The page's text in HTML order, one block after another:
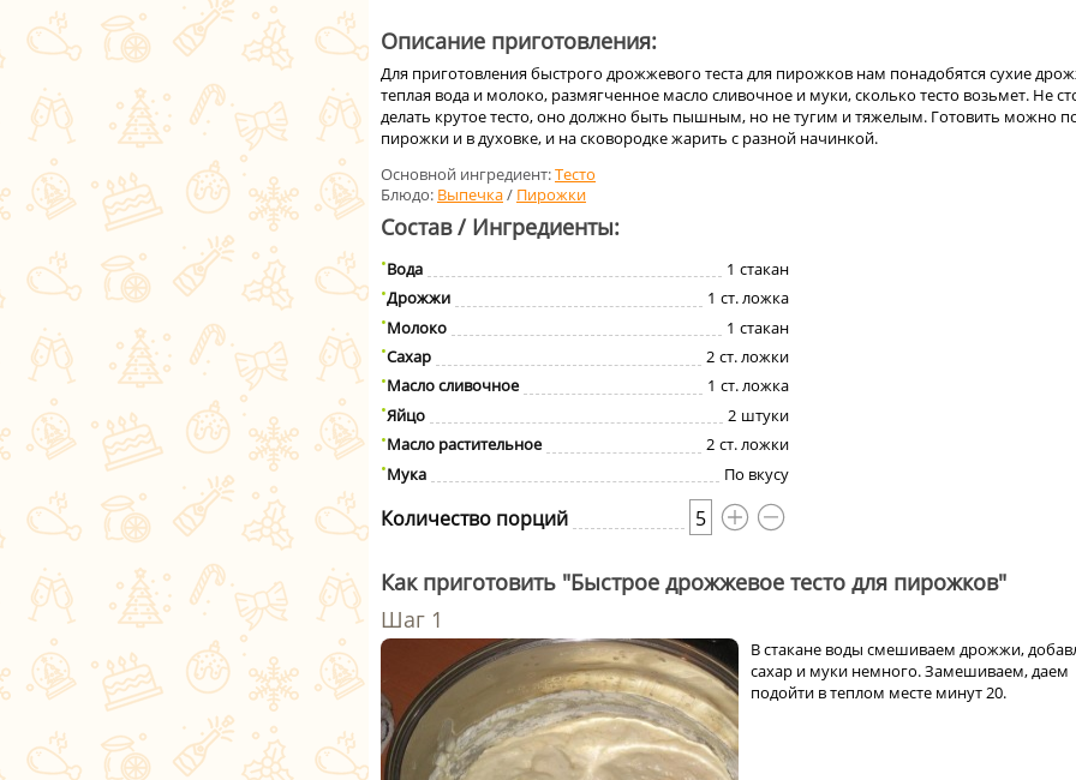
Описание приготовления:
Для приготовления быстрого дрожжевого теста для пирожков нам понадобятся сухие
теплая вода и молоко, размягченное масло сливочное и муки, сколько тесто возьмет. Не
делать крутое тесто, оно должно быть пышным, но не тугим и тяжелым. Готовить можно
пирожки и в духовке, и на сковородке жарить с разной начинкой.
Основной ингредиент:Тесто
Блюдо: Выпечка/ Пирожки
Состав / Ингредиенты:
Вода 1 стакан
Дрожжи
1 ст. ложка
Молоко
1 стакан
Сахар
2 ст. ложки
Масло сливочное
1 ст. ложка
Яйцо
2 штуки
Масло растительное
2 ст. ложки
Мука
По вкусу
Количество порций 5
Как приготовить "Быстрое дрожжевое тесто для пирожков"
В стакане воды смешиваем дрожжи,
сахар и муки немного. Замешиваем, даем
подойти в теплом месте минут 20.